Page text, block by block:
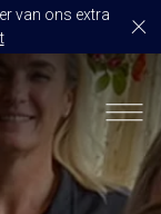
van ons extra